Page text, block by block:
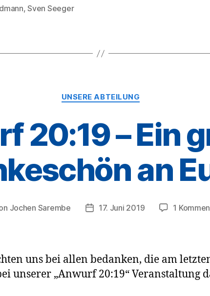
,Sven Seeger
Kategorien
UNSERE ABTEILUNG
20:19 – Ein
an
Jochen Sarembe Veröffentlichungsdatum
17. Juni 2019 1
uns bei allen bedanken, die am
unserer „Anwurf 20:19“ Veranstaltung